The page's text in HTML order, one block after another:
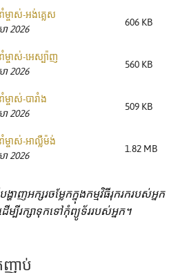
ចាស់-អង់គ្លេស
ា 2026
606 KB
ចាស់-អេស្ប៉ាញ
ា 2026
560 KB
ចាស់-បារាំង
ា 2026
509 KB
ចាស់-អាល្លឺម៉ង់
ា 2026
1.82 MB
ញអក្សរចម្លែកក្នុងកម្មវិធីរុករករបស់អ្នក
បីរក្សាទុកទៅកុំព្យូទ័ររបស់អ្នក។
ញាប់